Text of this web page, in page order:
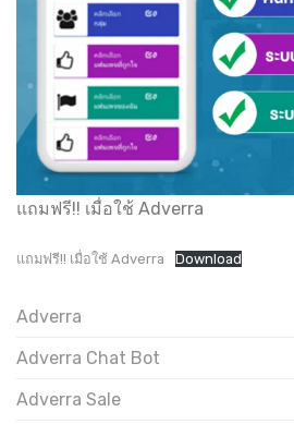
แถมฟรี!! เมื่อใช้ Adverra
แถมฟรี!! เมื่อใช้ Adverra Download
Adverra
Adverra Chat Bot
Adverra Sale